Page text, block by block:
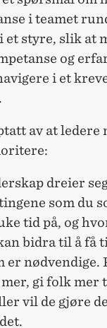
i teamet
et styre, slik at
og
i et
av at ledere
dreier
som du
tid på, og
bidra til å få
er nødvendige.
gi folk mer
vil de gjøre